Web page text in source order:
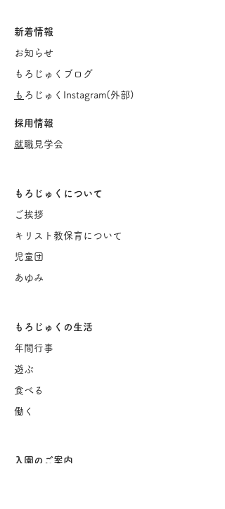
新着情報
お知らせ
もろじゅくブログ
​ もろじゅくInstagram( 外部)
採用情報
​就職見学会
もろじゅくについて
ご挨拶
キリスト教保育について
児童団
あゆみ
もろじゅくの生活
年間行事
遊ぶ
食べる
働く
入園のご案内